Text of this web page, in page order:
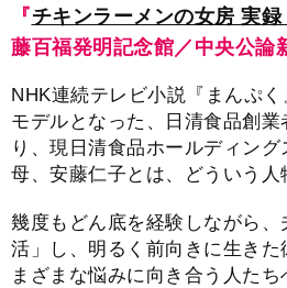
『チキンラーメンの女房 実
藤百福発明記念館／中央公論
NHK連続テレビ小説『まんぷ
モデルとなった、日清食品創
り、現日清食品ホールディン
母、安藤仁子とは、どういう人
幾度もどん底を経験しながら、
活」し、明るく前向きに生きた
まざまな悩みに向き合う人た